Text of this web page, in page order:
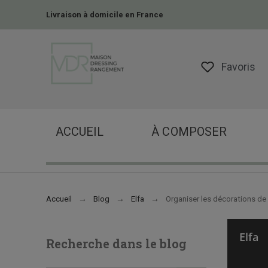
Livraison à domicile en France
Favoris
ACCUEIL À COMPOSER
Accueil Blog Elfa Organiser les décorations
Recherche dans le blog Elfa